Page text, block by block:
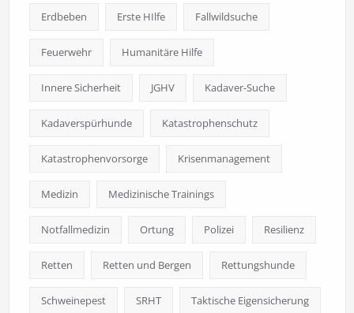
Erdbeben Erste HIlfe Fallwildsuche
Feuerwehr Humanitäre Hilfe
Innere Sicherheit JGHV Kadaver-Suche
Kadaverspürhunde Katastrophenschutz
Katastrophenvorsorge Krisenmanagement
Medizin Medizinische Trainings
Notfallmedizin Ortung Polizei Resilienz
Retten Retten und Bergen Rettungshunde
Schweinepest SRHT Taktische Eigensicherung